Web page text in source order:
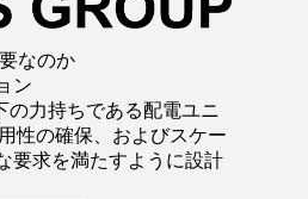
なのか
ン
の力持ちである配電ユニ
性の確保、およびスケー
要求を満たすように設計